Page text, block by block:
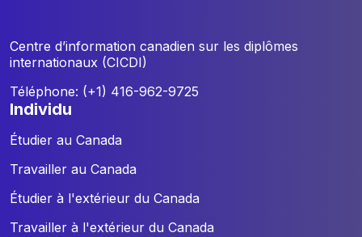
Centre d’information canadien sur les diplômes
internationaux (CICDI)
Téléphone: (+1) 416-962-9725
individu
Étudier au Canada
Travailler au Canada
Étudier à l'extérieur du Canada
Travailler à l'extérieur du Canada